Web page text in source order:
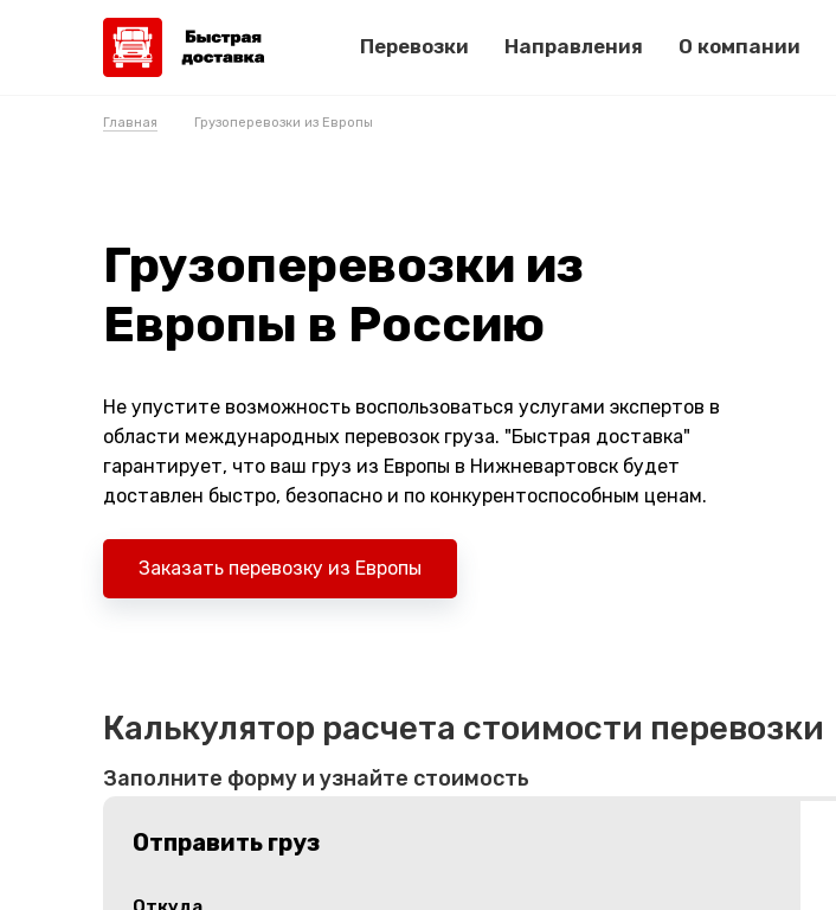
Перевозки Направления О компании
Главная Грузоперевозки из Европы
Грузоперевозки из
Европы в Россию
Не упустите возможность воспользоваться услугами экспертов в
области международных перевозок груза. "Быстрая доставка"
гарантирует, что ваш груз из Европы в Нижневартовск будет
доставлен быстро, безопасно и по конкурентоспособным ценам.
Заказать перевозку из Европы
Калькулятор расчета стоимости перевозки
Заполните форму и узнайте стоимость
Отправить груз